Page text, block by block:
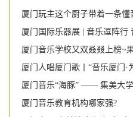
厦门玩主这个厨子带着一条
厦门国际乐器展 | 音乐逗阵行
厦门音乐教育机构哪家强?